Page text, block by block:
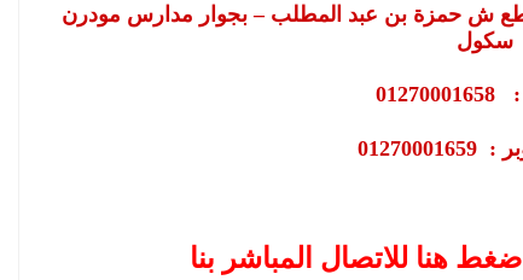
ش حمزة بن عبد المطلب – بجوار مدارس مودرن
سكول
هنا للاتصال المباشر بنا